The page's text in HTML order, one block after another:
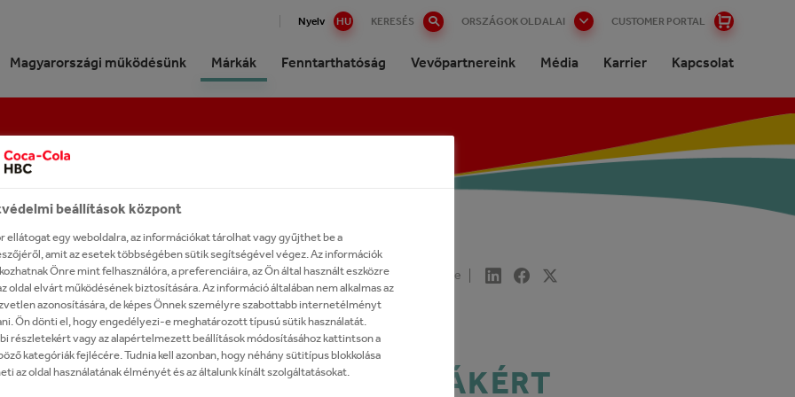
Nyelv HU KERESÉS ORSZÁGOK OLDALAI CUSTOMER PORTAL
Magyarországi működésünk Márkák Fenntarthatóság Vevőpartnereink Média Karrier Kapcsolat
HBC Magyarország
és stratégiánk
a The Coca‑Cola
teremtünk
elismerések
története
Tanúsítványaink
érdekességek
tevékenységünk
lánc
kapcsolataink
fel portfóliónkat!
üdítőitalok
szénsavas üdítőitalok
alkoholok
Kávék
Refresh
a gyakorlatban
táplálkozás és
utazásunk -
a partnerünk!
Portal
kiadványok,
velünk?
képviselő
Trainee
lehetőségek
Termelés és logisztika
Share
ELLÁTOTT
A HOSSZANTARTÓ AROMÁKÉRT
beállítások központ
ellátogat egy weboldalra, az információkat tárolhat vagy gyűjthet be a
amit az esetek többségében sütik segítségével végez. Az információk
Önre mint felhasználóra, a preferenciáira, az Ön által használt eszközre
oldal elvárt működésének biztosítására. Az információ általában nem alkalmas az
azonosítására, de képes Önnek személyre szabottabb internetélményt
Ön dönti el, hogy engedélyezi-e meghatározott típusú sütik használatát.
részletekért vagy az alapértelmezett beállítások módosításához kattintson a
kategóriák fejlécére. Tudnia kell azonban, hogy néhány sütitípus blokkolása
az oldal használatának élményét és az általunk kínált szolgáltatásokat.